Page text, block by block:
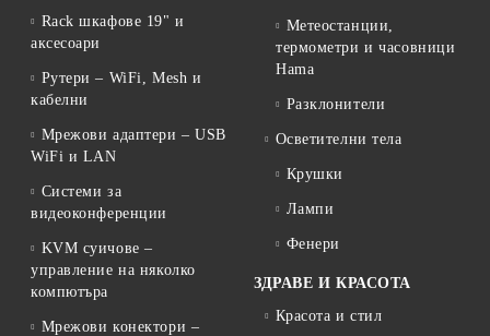
Rack шкафове 19" и
аксесоари
Рутери – WiFi, Mesh и
кабелни
Мрежови адаптери – USB
WiFi и LAN
Системи за
видеоконференции
KVM суичове –
управление на няколко
компютъра
Мрежови конектори –
Метеостанции,
термометри и часовници
Hama
Разклонители
Осветителни тела
Крушки
Лампи
Фенери
ЗДРАВЕ И КРАСОТА
Красота и стил